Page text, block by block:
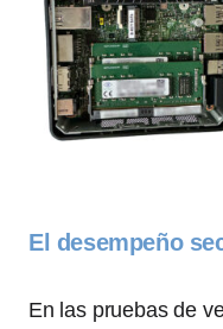
El desempeño
En las pruebas de